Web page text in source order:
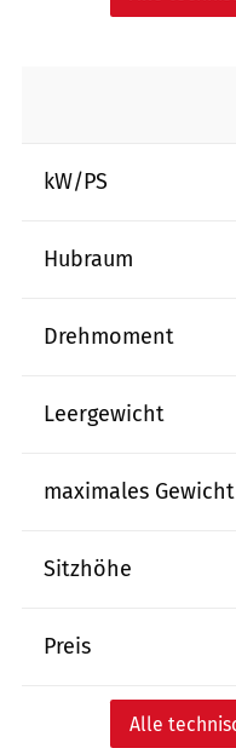
kW/PS
Hubraum
Drehmoment
Leergewicht
maximales Gewicht
Sitzhöhe
Preis
Alle